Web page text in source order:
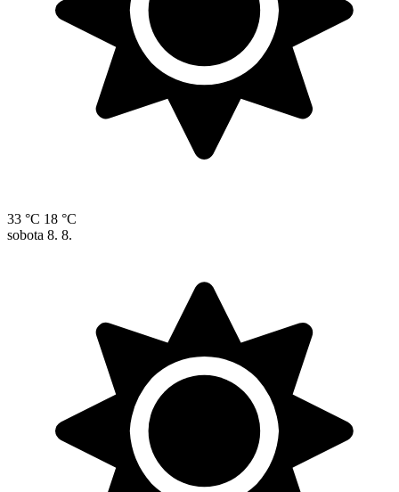
33 °C 18 °C
sobota 8. 8.